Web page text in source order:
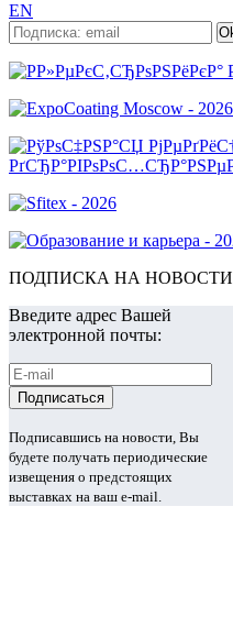
EN
ПОДПИСКА НА НОВОСТИ
Введите адрес Вашей
электронной почты:
Подписавшись на новости, Вы
будете получать периодические
извещения о предстоящих
выставках на ваш e-mail.